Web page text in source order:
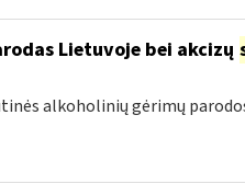
Lietuvoje bei akcizų
alkoholinių gėrimų